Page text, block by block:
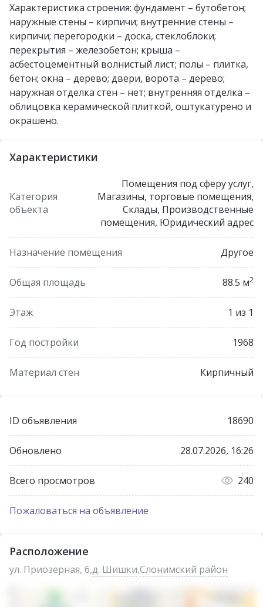
Характеристика строения: фундамент – бутобетон;
наружные стены – кирпичи; внутренние стены –
кирпичи; перегородки – доска, стеклоблоки;
перекрытия – железобетон; крыша –
асбестоцементный волнистый лист; полы – плитка,
бетон; окна – дерево; двери, ворота – дерево;
наружная отделка стен – нет; внутренняя отделка –
облицовка керамической плиткой, оштукатурено и
окрашено.
Характеристики
Категория
объекта
Помещения под сферу услуг,
Магазины, торговые помещения,
Склады, Производственные
помещения, Юридический адрес
Назначение помещения Другое
Общая площадь 88.5 м2
Этаж 1 из 1
Год постройки 1968
Материал стен Кирпичный
Расположение
ул. Приозёрная, 6,д. Шишки,Слонимский район
ID объявления 18690
Обновлено 28.07.2026, 16:26
Всего просмотров 240
Пожаловаться на объявление